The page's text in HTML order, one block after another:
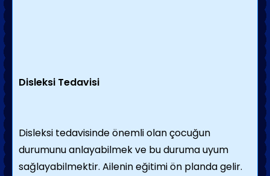
Disleksi Tedavisi
Disleksi tedavisinde önemli olan çocuğun
durumunu anlayabilmek ve bu duruma uyum
sağlayabilmektir. Ailenin eğitimi ön planda gelir.